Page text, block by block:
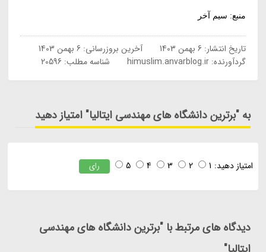
منبع: سیم آخر
تاریخ انتشار: 6 بهمن 1403 آخرین بروزرسانی: 6 بهمن 1403
گردآورنده:himuslim.anvarblog.ir شناسه مطلب: 20596
به "برترین دانشگاه های مهندسی ایتالیا" امتیاز دهید
امتیاز دهید: 1
2
3
4
5 رای
دیدگاه های مرتبط با "برترین دانشگاه های مهندسی